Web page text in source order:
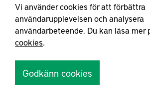
Vi använder cookies för att förbättra
användarupplevelsen och analysera
användarbeteende. Du kan läsa mer
cookies.
Godkänn cookies
Om GDPR
Om Cookies
Facebook